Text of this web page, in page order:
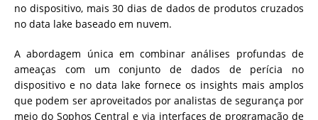
no dispositivo, mais 30 dias de dados de produtos cruzados
no data lake baseado em nuvem.
A abordagem única em combinar análises profundas de
ameaças com um conjunto de dados de perícia no
dispositivo e no data lake fornece os insights mais amplos
que podem ser aproveitados por analistas de segurança por
meio do Sophos Central e via interfaces de programação de